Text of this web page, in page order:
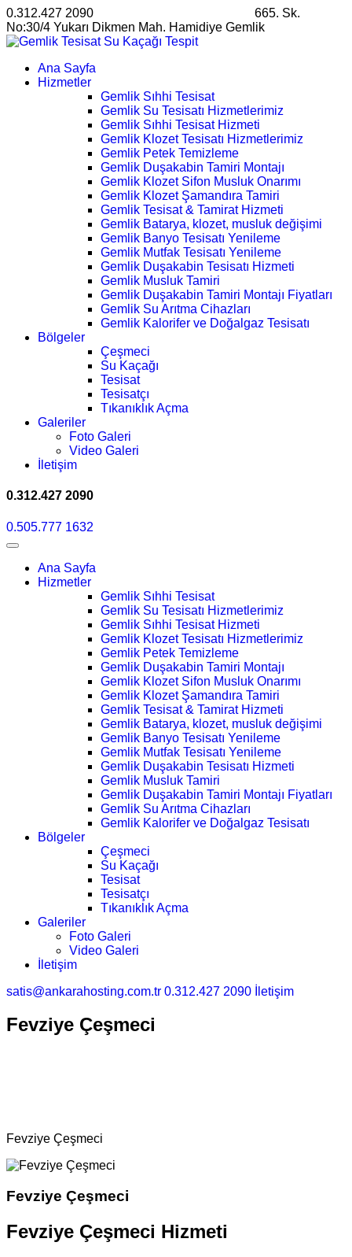
0.312.427 2090
665. Sk.
No:30/4 Yukarı Dikmen Mah. Hamidiye Gemlik
Ana Sayfa
Hizmetler
Gemlik Sıhhi Tesisat
Gemlik Su Tesisatı Hizmetlerimiz
Gemlik Sıhhi Tesisat Hizmeti
Gemlik Klozet Tesisatı Hizmetlerimiz
Gemlik Petek Temizleme
Gemlik Duşakabin Tamiri Montajı
Gemlik Klozet Sifon Musluk Onarımı
Gemlik Klozet Şamandıra Tamiri
Gemlik Tesisat & Tamirat Hizmeti
Gemlik Batarya, klozet, musluk değişimi
Gemlik Banyo Tesisatı Yenileme
Gemlik Mutfak Tesisatı Yenileme
Gemlik Duşakabin Tesisatı Hizmeti
Gemlik Musluk Tamiri
Gemlik Duşakabin Tamiri Montajı Fiyatları
Gemlik Su Arıtma Cihazları
Gemlik Kalorifer ve Doğalgaz Tesisatı
Bölgeler
Çeşmeci
Su Kaçağı
Tesisat
Tesisatçı
Tıkanıklık Açma
Galeriler
Foto Galeri
Video Galeri
İletişim
0.312.427 2090
0.505.777 1632
Ana Sayfa
Hizmetler
Gemlik Sıhhi Tesisat
Gemlik Su Tesisatı Hizmetlerimiz
Gemlik Sıhhi Tesisat Hizmeti
Gemlik Klozet Tesisatı Hizmetlerimiz
Gemlik Petek Temizleme
Gemlik Duşakabin Tamiri Montajı
Gemlik Klozet Sifon Musluk Onarımı
Gemlik Klozet Şamandıra Tamiri
Gemlik Tesisat & Tamirat Hizmeti
Gemlik Batarya, klozet, musluk değişimi
Gemlik Banyo Tesisatı Yenileme
Gemlik Mutfak Tesisatı Yenileme
Gemlik Duşakabin Tesisatı Hizmeti
Gemlik Musluk Tamiri
Gemlik Duşakabin Tamiri Montajı Fiyatları
Gemlik Su Arıtma Cihazları
Gemlik Kalorifer ve Doğalgaz Tesisatı
Bölgeler
Çeşmeci
Su Kaçağı
Tesisat
Tesisatçı
Tıkanıklık Açma
Galeriler
Foto Galeri
Video Galeri
İletişim
satis@ankarahosting.com.tr 0.312.427 2090 İletişim
Fevziye Çeşmeci
Fevziye Çeşmeci
Fevziye Çeşmeci
Fevziye Çeşmeci Hizmeti